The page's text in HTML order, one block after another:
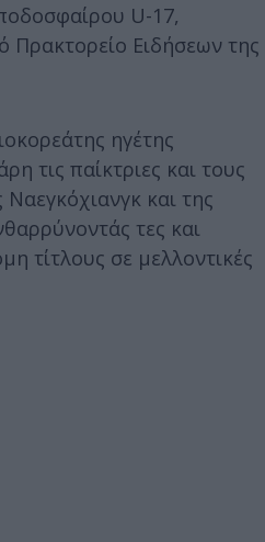
U-17,
Πρακτορείο Ειδήσεων της
ηγέτης
τις παίκτριες και τους
και της
τες και
τίτλους σε μελλοντικές